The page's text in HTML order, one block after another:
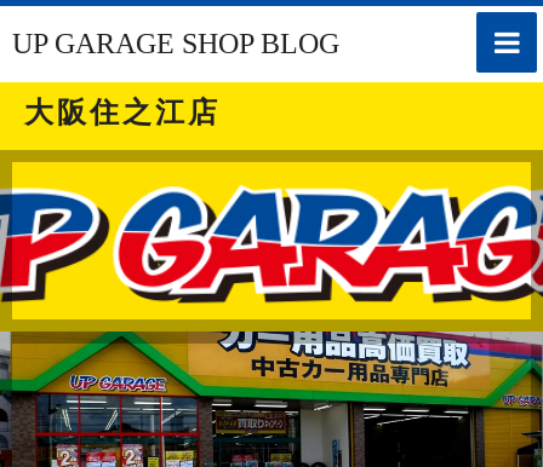
toggle
UP GARAGE SHOP BLOG
大阪住之江店